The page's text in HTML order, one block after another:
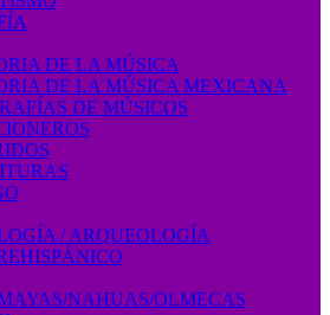
DE LA MÚSICA
DE LA MÚSICA MEXICANA
DE MÚSICOS
/ ARQUEOLOGÍA
NAHUAS/OLMECAS